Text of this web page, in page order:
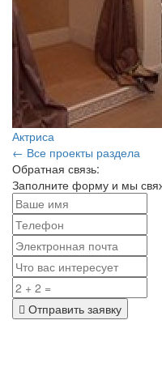
Актриса
← Все проекты раздела
Обратная связь:
Заполните форму и мы
Отправить заявку